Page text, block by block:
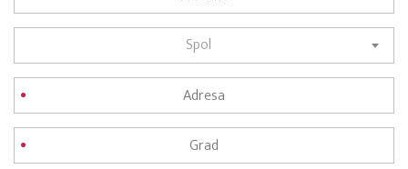
Spol